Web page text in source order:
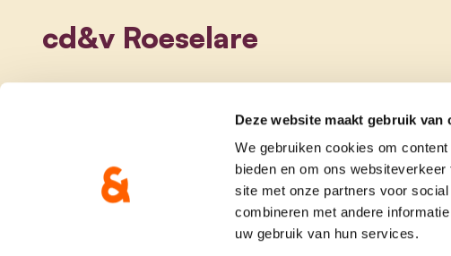
Deze website maakt gebruik van
We gebruiken cookies om
bieden en om ons
site met onze partners voor
combineren met andere
uw gebruik van hun services.
cd&v Roeselare